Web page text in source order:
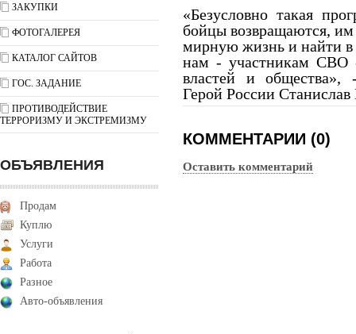
ЗАКУПКИ
ФОТОГАЛЕРЕЯ
КАТАЛОГ САЙТОВ
ГОС. ЗАДАНИЕ
ПРОТИВОДЕЙСТВИЕ
ТЕРРОРИЗМУ И ЭКСТРЕМИЗМУ
ОБЪЯВЛЕНИЯ
Продам
Куплю
Услуги
Работа
Разное
Авто-объявления
«Безусловно такая
бойцы возвращаются, им
мирную жизнь и найти
нам - участникам СВО
властей и общества»,
Герой России Станислав
КОММЕНТАРИИ (0)
Оставить комментарий